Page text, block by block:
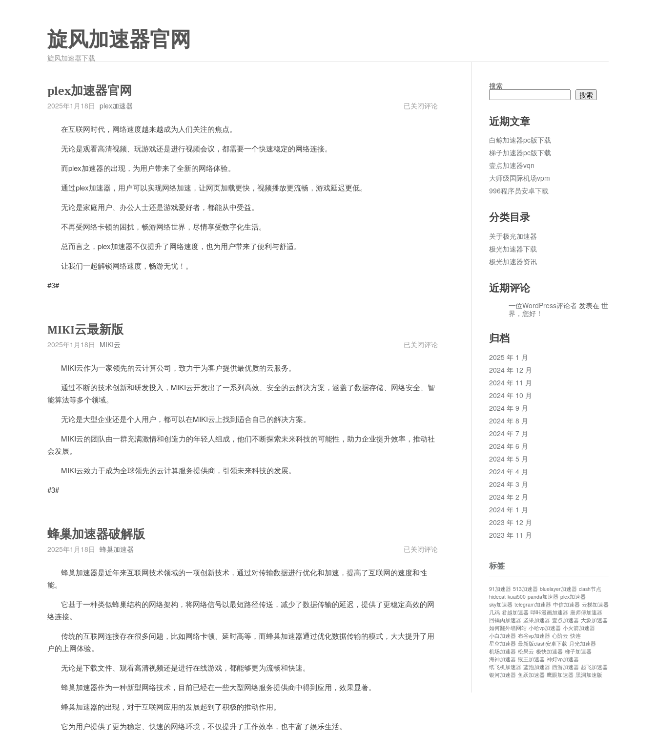
旋风加速器官网
旋风加速器下载
plex加速器官网
2025年1月18日 plex加速器
plex
已关闭评论
在互联网时代，网络速度越来越成为人们关注的焦点。
无论是观看高清视频、玩游戏还是进行视频会议，都需要一个快速稳定的网络连接。
而plex加速器的出现，为用户带来了全新的网络体验。
通过plex加速器，用户可以实现网络加速，让网页加载更快，视频播放更流畅，游戏延迟更低。
无论是家庭用户、办公人士还是游戏爱好者，都能从中受益。
不再受网络卡顿的困扰，畅游网络世界，尽情享受数字化生活。
总而言之，plex加速器不仅提升了网络速度，也为用户带来了便利与舒适。
让我们一起解锁网络速度，畅游无忧！。
#3#
MIKI云最新版
2025年1月18日 MIKI云
MIKI
已关闭评论
MIKI云作为一家领先的云计算公司，致力于为客户提供最优质的云服务。
通过不断的技术创新和研发投入，MIKI云开发出了一系列高效、安全的云解决方案，涵盖了数据存储、网络安全、智
能算法等多个领域。
无论是大型企业还是个人用户，都可以在MIKI云上找到适合自己的解决方案。
MIKI云的团队由一群充满激情和创造力的年轻人组成，他们不断探索未来科技的可能性，助力企业提升效率，推动社
会发展。
MIKI云致力于成为全球领先的云计算服务提供商，引领未来科技的发展。
#3#
蜂巢加速器破解版
2025年1月18日 蜂巢加速器
蜂
速
版
已关闭评论
蜂巢加速器是近年来互联网技术领域的一项创新技术，通过对传输数据进行优化和加速，提高了互联网的速度和性
能。
它基于一种类似蜂巢结构的网络架构，将网络信号以最短路径传送，减少了数据传输的延迟，提供了更稳定高效的网
络连接。
传统的互联网连接存在很多问题，比如网络卡顿、延时高等，而蜂巢加速器通过优化数据传输的模式，大大提升了用
户的上网体验。
无论是下载文件、观看高清视频还是进行在线游戏，都能够更为流畅和快速。
蜂巢加速器作为一种新型网络技术，目前已经在一些大型网络服务提供商中得到应用，效果显著。
蜂巢加速器的出现，对于互联网应用的发展起到了积极的推动作用。
它为用户提供了更为稳定、快速的网络环境，不仅提升了工作效率，也丰富了娱乐生活。
搜索
搜索
近期文章
白鲸加速器pc版下载
梯子加速器pc版下载
壹点加速器vqn
大师级国际机场vpm
996程序员安卓下载
分类目录
关于极光加速器
极光加速器下载
极光加速器资讯
近期评论
一位WordPress评论者 发表在 世
界，您好！
归档
2025 年 1 月
2024 年 12 月
2024 年 11 月
2024 年 10 月
2024 年 9 月
2024 年 8 月
2024 年 7 月
2024 年 6 月
2024 年 5 月
2024 年 4 月
2024 年 3 月
2024 年 2 月
2024 年 1 月
2023 年 12 月
2023 年 11 月
标签
91加速器 513加速器 bluelayer加速器 clash节点
hidecat kuai500 panda加速器 plex加速器
sky加速器 telegram加速器 中信加速器 云梯加速器
几鸡 君越加速器 哔咔漫画加速器 唐师傅加速器
回锅肉加速器 坚果加速器 壹点加速器 大象加速器
如何翻外墙网站 小哈vp加速器 小火箭加速器
小白加速器 布谷vp加速器 心阶云 快连
星空加速器 最新版clash安卓下载 月光加速器
机场加速器 松果云 极快加速器 梯子加速器
海神加速器 猴王加速器 神灯vp加速器
纸飞机加速器 蓝泡加速器 西游加速器 起飞加速器
银河加速器 鱼跃加速器 鹰眼加速器 黑洞加速版